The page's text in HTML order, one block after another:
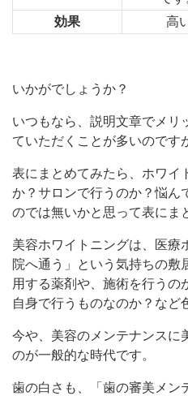
効果 高
いかがでしょうか？
いつもなら、説明文章でメリ
ていただくことが多いのです
表にまとめてみたら、ホワイ
か？サロンで行うのか？悩ん
のでは無いかと思って表にま
美容ホワイトニングは、医療
院へ通う」という気持ちの敷
用する薬剤や、施術を行うの
自身で行うものなのか？など
今や、美容のメンテナンスに
のが一般的な時代です。
歯の白さも、「歯の審美メン